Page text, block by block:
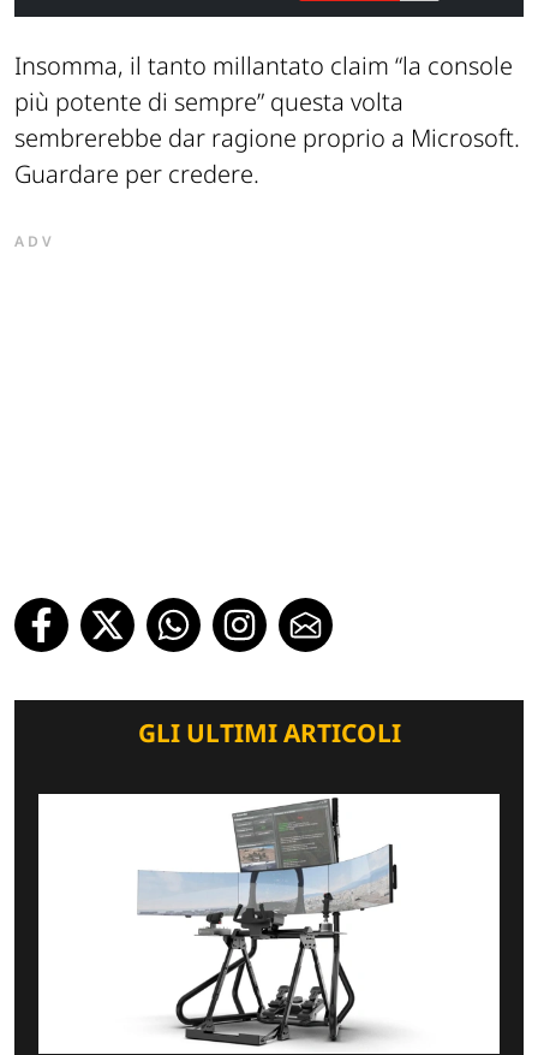
Insomma, il tanto millantato claim “la console
più potente di sempre” questa volta
sembrerebbe dar ragione proprio a Microsoft.
Guardare per credere.
ADV
GLI ULTIMI ARTICOLI